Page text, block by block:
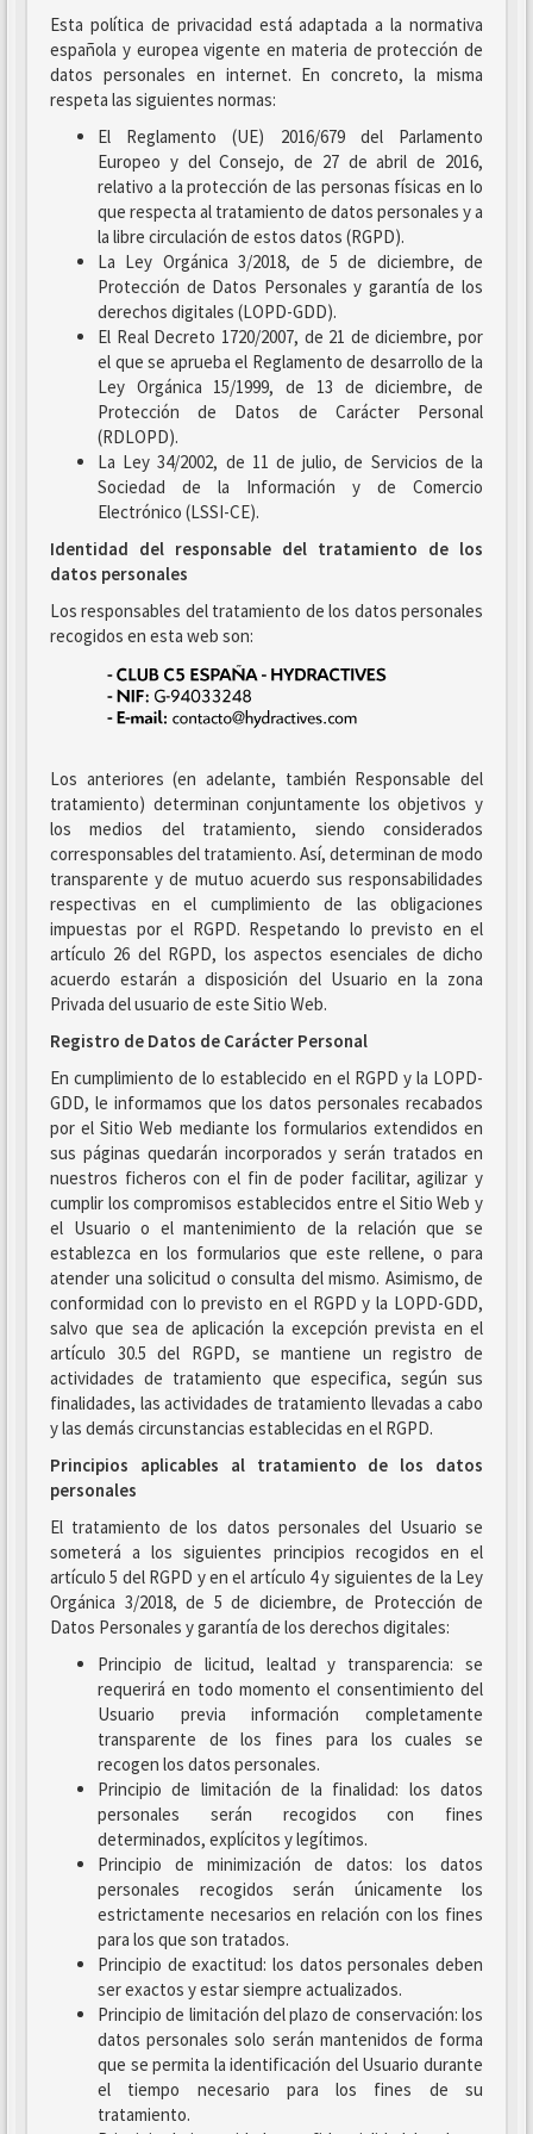
Esta política de privacidad está adaptada a la normativa
española y europea vigente en materia de protección de
datos personales en internet. En concreto, la misma
respeta las siguientes normas:
El Reglamento (UE) 2016/679 del Parlamento
Europeo y del Consejo, de 27 de abril de 2016,
relativo a la protección de las personas físicas en lo
que respecta al tratamiento de datos personales y a
la libre circulación de estos datos (RGPD).
La Ley Orgánica 3/2018, de 5 de diciembre, de
Protección de Datos Personales y garantía de los
derechos digitales (LOPD-GDD).
El Real Decreto 1720/2007, de 21 de diciembre, por
el que se aprueba el Reglamento de desarrollo de la
Ley Orgánica 15/1999, de 13 de diciembre, de
Protección de Datos de Carácter Personal
(RDLOPD).
La Ley 34/2002, de 11 de julio, de Servicios de la
Sociedad de la Información y de Comercio
Electrónico (LSSI-CE).
Identidad del responsable del tratamiento de los
datos personales
Los responsables del tratamiento de los datos personales
recogidos en esta web son:
Los anteriores (en adelante, también Responsable del
tratamiento) determinan conjuntamente los objetivos y
los medios del tratamiento, siendo considerados
corresponsables del tratamiento. Así, determinan de modo
transparente y de mutuo acuerdo sus responsabilidades
respectivas en el cumplimiento de las obligaciones
impuestas por el RGPD. Respetando lo previsto en el
artículo 26 del RGPD, los aspectos esenciales de dicho
acuerdo estarán a disposición del Usuario en la zona
Privada del usuario de este Sitio Web.
Registro de Datos de Carácter Personal
En cumplimiento de lo establecido en el RGPD y la LOPD-
GDD, le informamos que los datos personales recabados
por el Sitio Web mediante los formularios extendidos en
sus páginas quedarán incorporados y serán tratados en
nuestros ficheros con el fin de poder facilitar, agilizar y
cumplir los compromisos establecidos entre el Sitio Web y
el Usuario o el mantenimiento de la relación que se
establezca en los formularios que este rellene, o para
atender una solicitud o consulta del mismo. Asimismo, de
conformidad con lo previsto en el RGPD y la LOPD-GDD,
salvo que sea de aplicación la excepción prevista en el
artículo 30.5 del RGPD, se mantiene un registro de
actividades de tratamiento que especifica, según sus
finalidades, las actividades de tratamiento llevadas a cabo
y las demás circunstancias establecidas en el RGPD.
Principios aplicables al tratamiento de los datos
personales
El tratamiento de los datos personales del Usuario se
someterá a los siguientes principios recogidos en el
artículo 5 del RGPD y en el artículo 4 y siguientes de la Ley
Orgánica 3/2018, de 5 de diciembre, de Protección de
Datos Personales y garantía de los derechos digitales:
Principio de licitud, lealtad y transparencia: se
requerirá en todo momento el consentimiento del
Usuario previa información completamente
transparente de los fines para los cuales se
recogen los datos personales.
Principio de limitación de la finalidad: los datos
personales serán recogidos con fines
determinados, explícitos y legítimos.
Principio de minimización de datos: los datos
personales recogidos serán únicamente los
estrictamente necesarios en relación con los fines
para los que son tratados.
Principio de exactitud: los datos personales deben
ser exactos y estar siempre actualizados.
Principio de limitación del plazo de conservación: los
datos personales solo serán mantenidos de forma
que se permita la identificación del Usuario durante
el tiempo necesario para los fines de su
tratamiento.